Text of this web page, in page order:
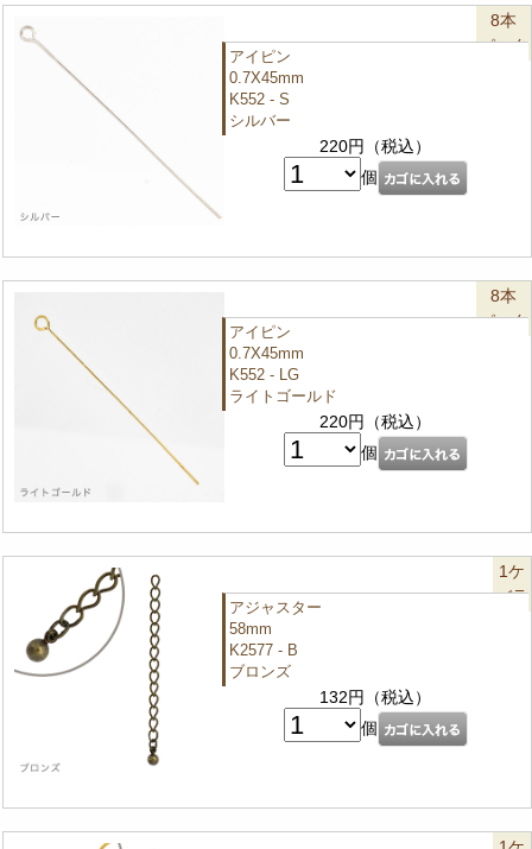
8本
パック
アイピン
0.7X45mm
K552 - S
シルバー
220円（税込）
個
8本
パック
アイピン
0.7X45mm
K552 - LG
ライトゴールド
220円（税込）
個
1ケ
バラ
アジャスター
58mm
K2577 - B
ブロンズ
132円（税込）
個